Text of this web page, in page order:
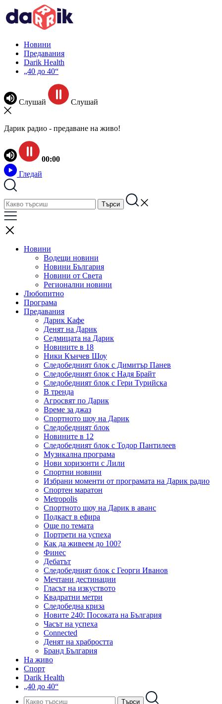
Новини
Предавания
Darik Health
„40 до 40“
Слушай Слушай
Дарик радио - предаване на живо!
00:00
Гледай
Новини
Водещи новини
Новини България
Новини от Света
Регионални новини
Любопитно
Програма
Предавания
Дарик Кафе
Денят на Дарик
Седмицата на Дарик
Новините в 18
Ники Кънчев Шоу
Следобедният блок с Димитър Панев
Следобедният блок с Надя Брайт
Следобедният блок с Гери Турийска
В тренда
Агросвят по Дарик
Време за джаз
Спортното шоу на Дарик
Следобедният блок
Новините в 12
Следобедният блок с Тодор Пантилеев
Музикална програма
Нови хоризонти с Лили
Спортни новини
Избрани моменти от програмата на Дарик радио
Спортен маратон
Metropolis
Спортното шоу на Дарик в аванс
Подкаст в ефира
Още по темата
Портрети на успеха
Как да живеем до 100?
Финес
Дебатът
Следобедният блок с Георги Иванов
Мечтани дестинации
Гласът на изкуството
Квадратни метри
Следобедна криза
Новите 240: Посоката на България
Часът на успеха
Connected
Денят на храбростта
Бранд България
На живо
Спорт
Darik Health
„40 до 40“